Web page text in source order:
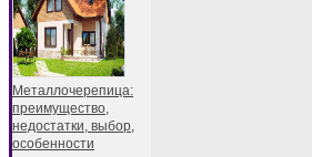
Металлочерепица:
преимущество,
недостатки, выбор,
особенности